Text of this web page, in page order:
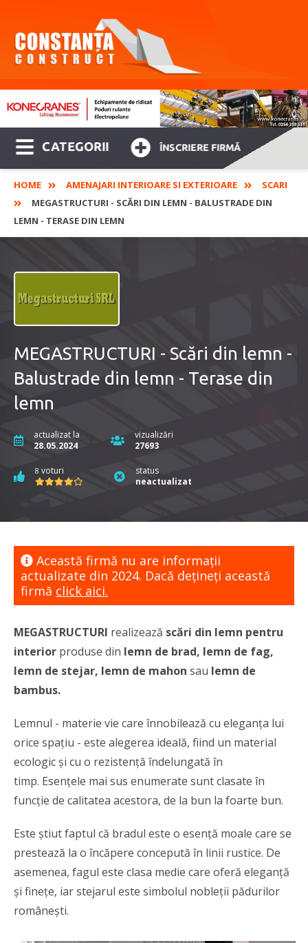
CATEGORII ÎNSCRIERE FIRMĂ
HOME AMENAJARI INTERIOARE SI EXTERIOARE
SCARI
MEGASTRUCTURI - SCĂRI DIN LEMN - BALUSTRADE DIN
LEMN - TERASE DIN LEMN
MEGASTRUCTURI - Scări din lemn -
Balustrade din lemn - Terase din
lemn
actualizat la
28.05.2024
vizualizări
27693
8 voturi
status
neactualizat
Această firmă nu are informaţii
actualizate din 2024. Dacă dețineți această
firmă click aici.
MEGASTRUCTURI realizează scări din lemn pentru
interior produse din lemn de brad, lemn de fag,
lemn de stejar, lemn de mahon sau lemn de
bambus.
Lemnul - materie vie care înnobilează cu eleganța lui
orice spațiu - este alegerea ideală, fiind un material
ecologic și cu o rezistență îndelungată în
timp. Esențele mai sus enumerate sunt clasate în
funcție de calitatea acestora, de la bun la foarte bun.
Este știut faptul că bradul este o esență moale care se
prestează la o încăpere concepută în linii rustice. De
asemenea, fagul este clasa medie care oferă eleganță
și finețe, iar stejarul este simbolul nobleții pădurilor
românești.